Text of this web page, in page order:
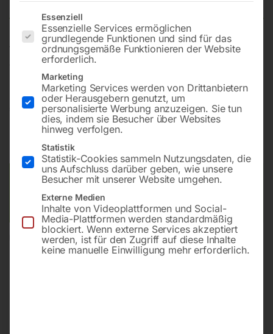
für CEBORA-POWER PLASMA 2025/M Art. 270 &
andere CEBORA Geräte passend
15,00
inkl. MwSt. zzgl.Versandkosten
Lieferzeit:Versandbereit in KW 39/2026
Versandkosten Standard (Österreich):€10,00
Bitte beachten Sie: Die Versandkosten gelten für Österreich.
Andere Länder können abweichen.
In den Warenkorb
Es folgt eine Liste der Service-Gruppen, für die eine
Essenziell
Essenzielle Services ermöglichen
grundlegende Funktionen und sind für das
ordnungsgemäße Funktionieren der Website
erforderlich.
Marketing
Marketing Services werden von Drittanbietern
oder Herausgebern genutzt, um
personalisierte Werbung anzuzeigen. Sie tun
dies, indem sie Besucher über Websites
hinweg verfolgen.
Statistik
Statistik-Cookies sammeln Nutzungsdaten, die
uns Aufschluss darüber geben, wie unsere
Besucher mit unserer Website umgehen.
Externe Medien
Inhalte von Videoplattformen und Social-
Media-Plattformen werden standardmäßig
blockiert. Wenn externe Services akzeptiert
werden, ist für den Zugriff auf diese Inhalte
keine manuelle Einwilligung mehr erforderlich.